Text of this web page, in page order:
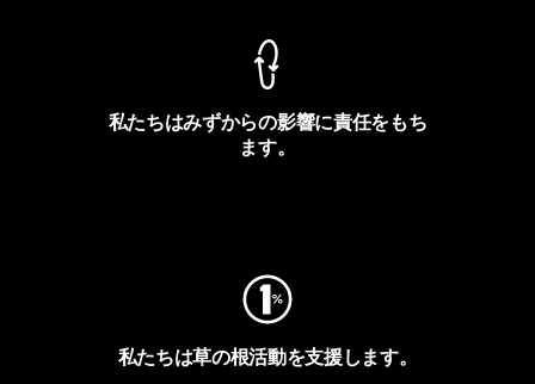
私たちはみずからの影響に責任をもち
ます。
私たちは草の根活動を支援します。